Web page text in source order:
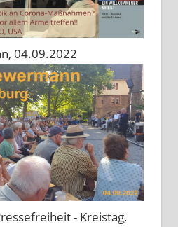
04.09.2022
- Kreistag,